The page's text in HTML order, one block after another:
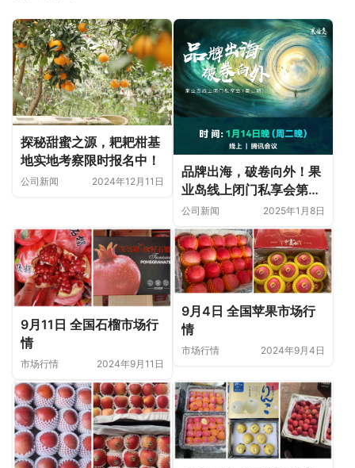
探秘甜蜜之源，耙耙柑基
地实地考察限时报名中！
公司新闻 2024年12月11日
品牌出海，破卷向外！果
业岛线上闭门私享会第二
期
公司新闻 2025年1月8日
9月11日 全国石榴市场行
情
市场行情 2024年9月11日
9月4日 全国苹果市场行
情
市场行情 2024年9月4日